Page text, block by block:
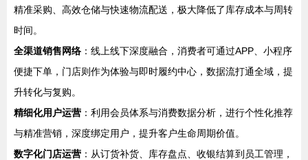
精准采购、高效仓储与快速物流配送，极大降低了库存成本与周转
时间。
全渠道销售网络 ：线上线下深度融合，消费者可通过APP、小程序
便捷下单，门店则作为体验与即时履约中心，数据流打通全域，提
升转化与复购。
精细化用户运营 ：利用会员体系与消费数据分析，进行个性化推荐
与精准营销，深度绑定用户，提升客户生命周期价值。
数字化门店运营 ：从订货补货、库存盘点、收银结算到员工管理，